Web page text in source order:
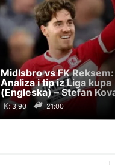
Midlsbro vs FK Reksem:
Analiza i tip iz Liga kupa
(Engleska) – Stefan
K: 21:00